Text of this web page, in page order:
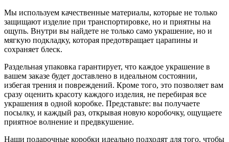
Мы используем качественные материалы, которые не только
защищают изделие при транспортировке, но и приятны на
ощупь. Внутри вы найдете не только само украшение, но и
мягкую подкладку, которая предотвращает царапины и
сохраняет блеск.
Раздельная упаковка гарантирует, что каждое украшение в
вашем заказе будет доставлено в идеальном состоянии,
избегая трения и повреждений. Кроме того, это позволяет вам
сразу оценить красоту каждого изделия, не перебирая все
украшения в одной коробке. Представьте: вы получаете
посылку, и каждый раз, открывая новую коробочку, ощущаете
приятное волнение и предвкушение.
Наши подарочные коробки идеально подходят для того, чтобы